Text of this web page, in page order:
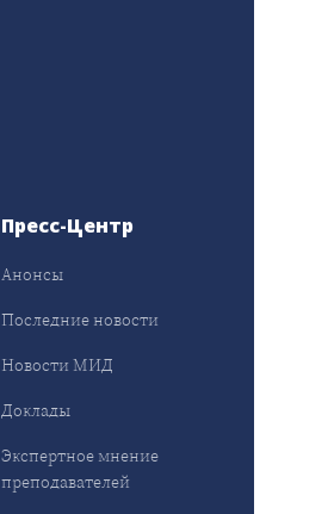
Пресс-Центр
Анонсы
Последние новости
Новости МИД
Доклады
Экспертное мнение
преподавателей